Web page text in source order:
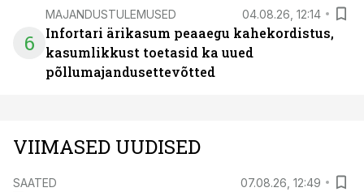
6
MAJANDUSTULEMUSED 04.08.26, 12:14
Infortari ärikasum peaaegu kahekordistus,
kasumlikkust toetasid ka uued
põllumajandusettevõtted
VIIMASED UUDISED
SAATED 07.08.26, 12:49